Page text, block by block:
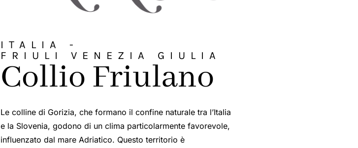
ITALIA -
FRIULI VENEZIA GIULIA
Collio Friulano
Le colline di Gorizia, che formano il confine naturale tra l’Italia
e la Slovenia, godono di un clima particolarmente favorevole,
influenzato dal mare Adriatico. Questo territorio è